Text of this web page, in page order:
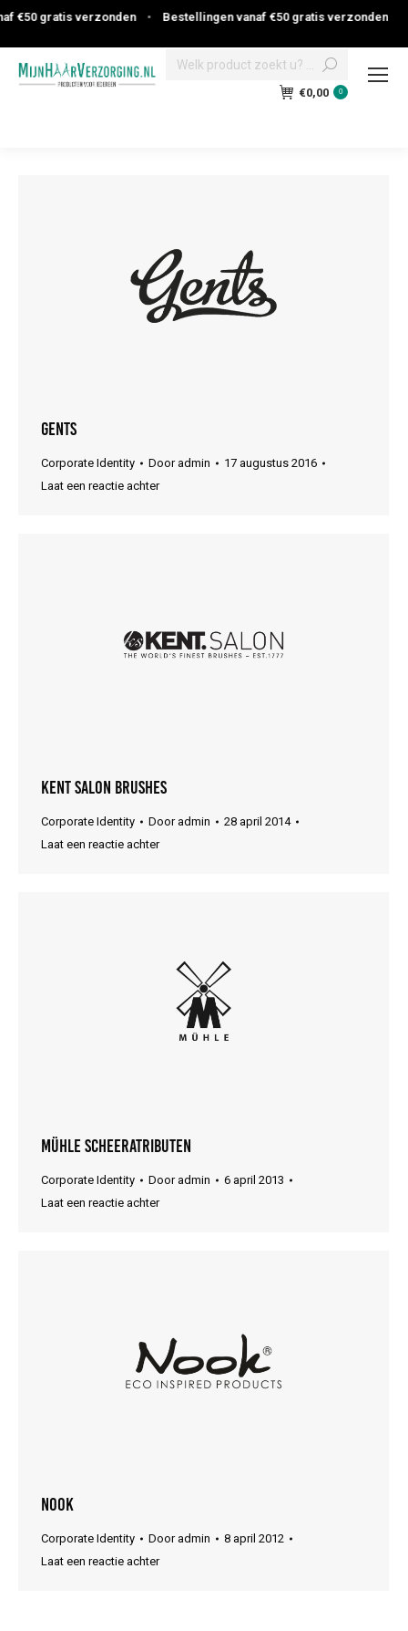
€50 gratis verzonden Bestellingen vanaf €50 gratis verzonden
Search:
€0,00 0
Gents
Corporate Identity Dooradmin
17 augustus 2016
Laat een reactie achter
Kent Salon Brushes
Corporate Identity Dooradmin
28 april 2014
Laat een reactie achter
Mühle Scheeratributen
Corporate Identity Dooradmin
6 april 2013
Laat een reactie achter
Nook
Corporate Identity Dooradmin
8 april 2012
Laat een reactie achter